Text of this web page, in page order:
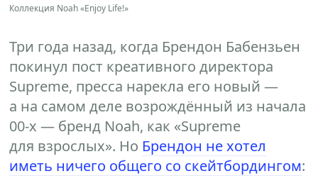
Коллекция Noah «Enjoy Life!»
Три года назад, когда Брендон Бабензьен
покинул пост креативного директора
Supreme, пресса нарекла его новый —
а на самом деле возрождённый из начала
00-х — бренд Noah, как «Supreme
для взрослых». Но Брендон не хотел
иметь ничего общего со скейтбордингом: